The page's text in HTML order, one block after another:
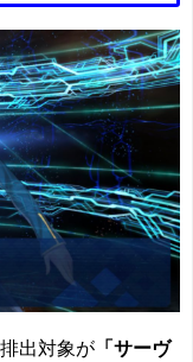
出対象が 「サーヴ